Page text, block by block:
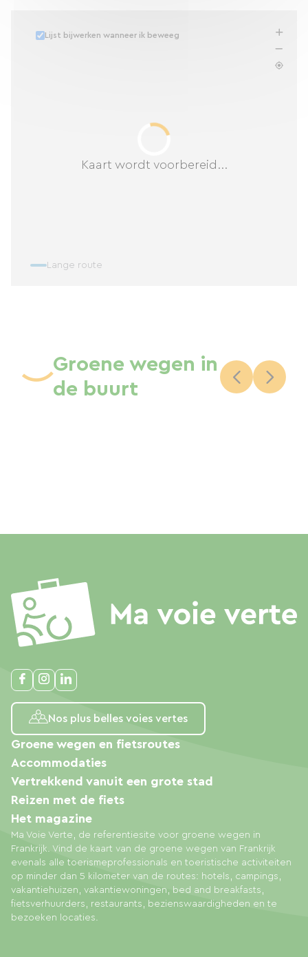
Kaart wordt voorbereid...
Lijst bijwerken wanneer ik beweeg
Lange route
Groene wegen in
de buurt
Nos plus belles voies vertes
Ma Voie Verte, de referentiesite voor groene wegen in
Frankrijk. Vind de kaart van de groene wegen van Frankrijk
evenals alle toerismeprofessionals en toeristische activiteiten
op minder dan 5 kilometer van de routes: hotels, campings,
vakantiehuizen, vakantiewoningen, bed and breakfasts,
fietsverhuurders, restaurants, bezienswaardigheden en te
bezoeken locaties.
Groene wegen en fietsroutes
Accommodaties
Vertrekkend vanuit een grote stad
Reizen met de fiets
Het magazine